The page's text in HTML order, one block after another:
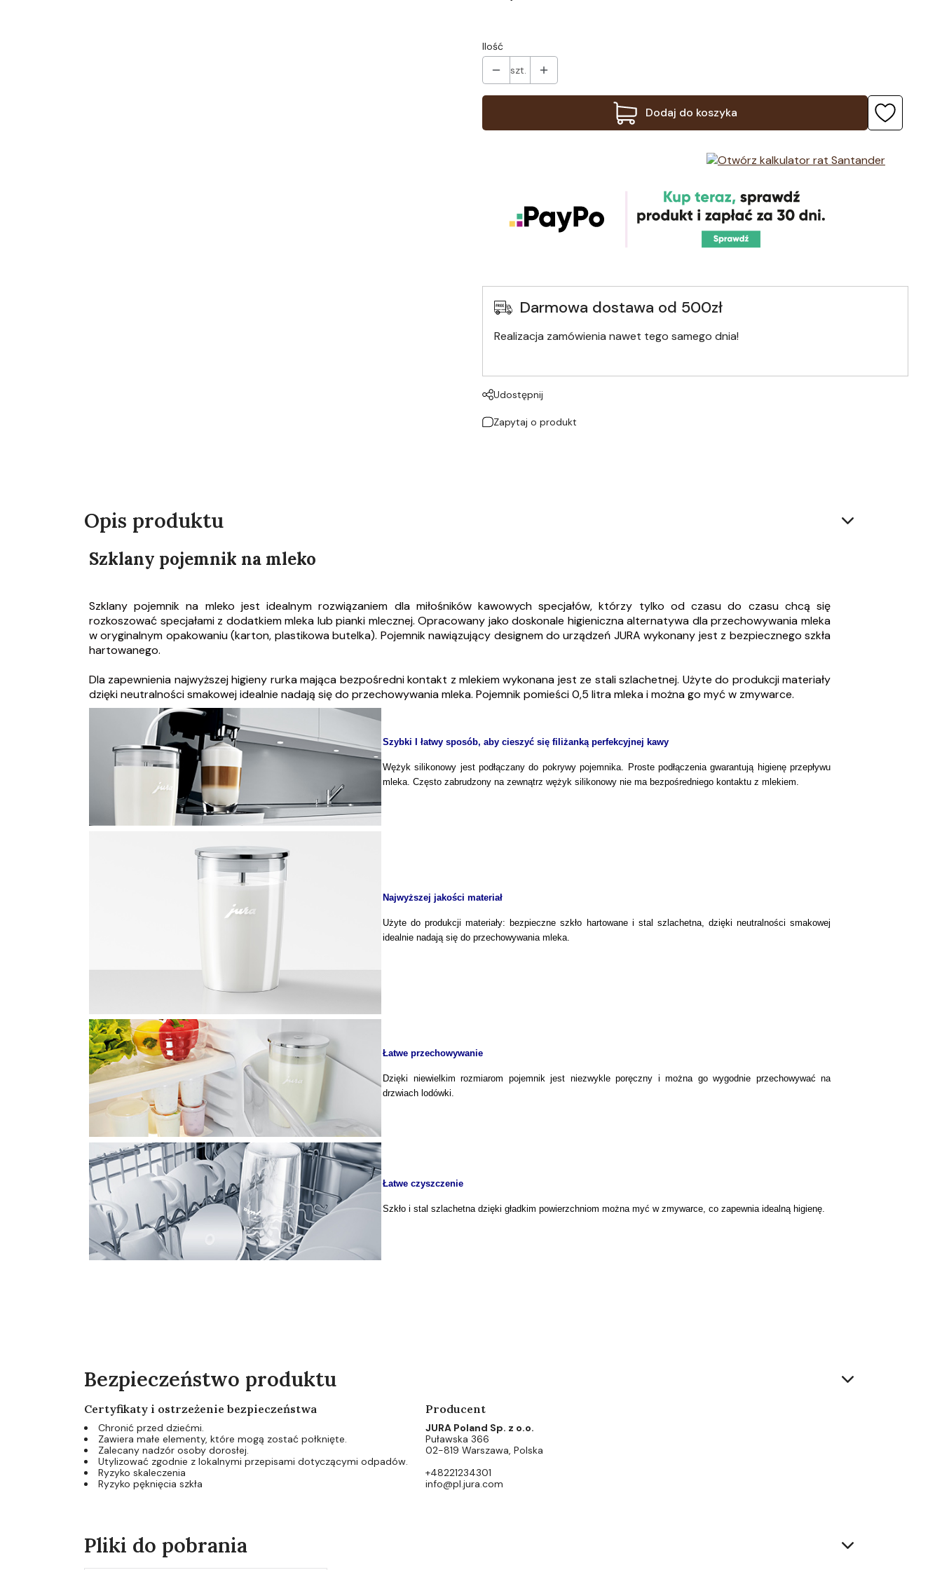
Ilość
szt.
Dodaj do koszyka
Darmowa dostawa od 500zł
Realizacja zamówienia nawet tego samego dnia!
Udostępnij
Zapytaj o produkt
Opis produktu
Szklany pojemnik na mleko
Szklany pojemnik na mleko jest idealnym rozwiązaniem dla miłośników kawowych specjałów, którzy tylko od czasu do czasu chcą się
rozkoszować specjałami z dodatkiem mleka lub pianki mlecznej. Opracowany jako doskonale higieniczna alternatywa dla przechowywania mleka
w oryginalnym opakowaniu (karton, plastikowa butelka). Pojemnik nawiązujący designem do urządzeń JURA wykonany jest z bezpiecznego szkła
hartowanego.
Dla zapewnienia najwyższej higieny rurka mająca bezpośredni kontakt z mlekiem wykonana jest ze stali szlachetnej. Użyte do produkcji materiały
dzięki neutralności smakowej idealnie nadają się do przechowywania mleka. Pojemnik pomieści 0,5 litra mleka i można go myć w zmywarce.
Szybki I łatwy sposób, aby cieszyć się filiżanką perfekcyjnej kawy
Wężyk silikonowy jest podłączany do pokrywy pojemnika. Proste podłączenia gwarantują higienę przepływu
mleka. Często zabrudzony na zewnątrz wężyk silikonowy nie ma bezpośredniego kontaktu z mlekiem.
Najwyższej jakości materiał
Użyte do produkcji materiały: bezpieczne szkło hartowane i stal szlachetna, dzięki neutralności smakowej
idealnie nadają się do przechowywania mleka.
Łatwe przechowywanie
Dzięki niewielkim rozmiarom pojemnik jest niezwykle poręczny i można go wygodnie przechowywać na
drzwiach lodówki.
Łatwe czyszczenie
Szkło i stal szlachetna dzięki gładkim powierzchniom można myć w zmywarce, co zapewnia idealną higienę.
Bezpieczeństwo produktu
Certyfikaty i ostrzeżenie bezpieczeństwa
Chronić przed dziećmi.
Zawiera małe elementy, które mogą zostać połknięte.
Zalecany nadzór osoby dorosłej.
Utylizować zgodnie z lokalnymi przepisami dotyczącymi odpadów.
Ryzyko skaleczenia
Ryzyko pęknięcia szkła
Producent
JURA Poland Sp. z o.o.
Puławska 366
02-819 Warszawa, Polska
+48221234301
info@pl.jura.com
Pliki do pobrania